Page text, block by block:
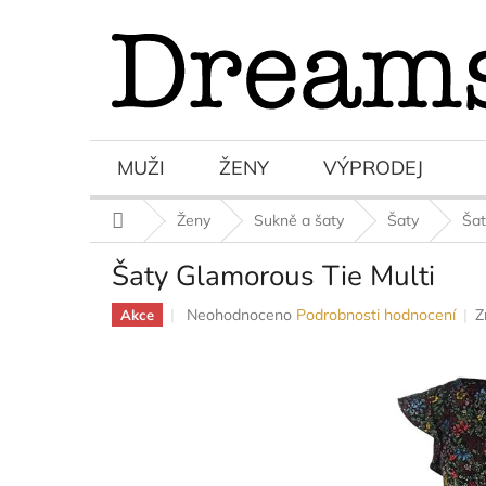
MUŽI ŽENY VÝPRODEJ
Domů Ženy Sukně a šaty Šaty
Šaty Glamorous Tie Multi
Akce
Průměrné
Neohodnoceno Podrobnosti hodnocení